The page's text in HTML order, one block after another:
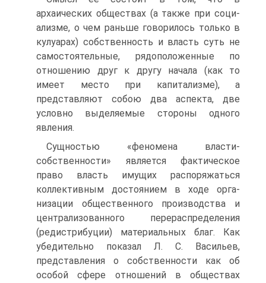
архаических обществах (а также при соци­
ализме, о чем раньше говорилось только в
кулуарах) собственность и власть суть не
самостоятельные, рядоположенные по
отношению друг к другу нача­ла (как то
имеет место при капитализме), а
представляют собою два аспекта, две
условно выделяемые стороны одного
явления.
Сущностью «феномена власти-
собственности» является фактическое
право власть имущих распоряжаться
коллективным достоянием в ходе орга­
низации общественного производства и
централизованного перераспределе­ния
(редистрибуции) материальных благ. Как
убедительно показал Л. С. Ва­сильев,
представления о собственности как об
особой сфере отношений в об­ществах